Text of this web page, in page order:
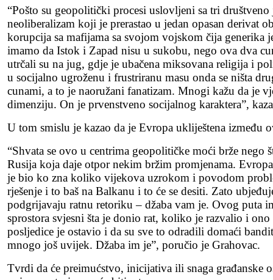
“Pošto su geopolitički procesi uslovljeni sa tri društveno
neoliberalizam koji je prerastao u jedan opasan derivat
korupcija sa mafijama sa svojom vojskom čija
imamo da Istok i Zapad nisu u sukobu, nego ova dva
utrčali su na jug, gdje je ubačena miksovana religija i
u socijalno ugroženu i frustriranu masu onda se ništa
cunami, a to je naoružani fanatizam. Mnogi kažu da je
dimenziju. On je prvenstveno socijalnog karaktera”,
U tom smislu je kazao da je Evropa ukliještena između
“Shvata se ovo u centrima geopolitičke moći brže nego
Rusija koja daje otpor nekim bržim promjenama.
je bio ko zna koliko vijekova uzrokom i povodom
rješenje i to baš na Balkanu i to će se desiti. Zato
podgrijavaju ratnu retoriku – džaba vam je. Ovog puta
sprostora svjesni šta je donio rat, koliko je razvalio i
posljedice je ostavio i da su sve to odradili domaći
mnogo još uvijek. Džaba im je”, poručio je Grahovac.
Tvrdi da će preimućstvo, inicijativa ili snaga građanske